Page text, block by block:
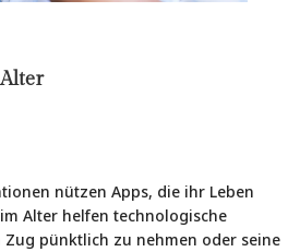
nützen Apps, die ihr Leben
Alter helfen technologische
Zug pünktlich zu nehmen oder seine